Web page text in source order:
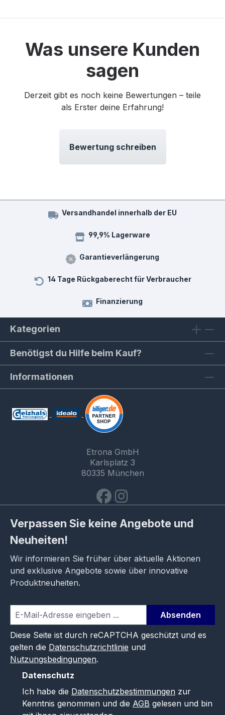
Was unsere Kunden
sagen
Derzeit gibt es noch keine Bewertungen – teile
als Erster deine Erfahrung!
Bewertung schreiben
Versandhandel innerhalb der EU
99,9% Lagerware
Garantieverlängerung
14 Tage Rückgaberecht für Verbraucher
Finanzierung
Kategorien
Benötigst du Hilfe beim Kauf?
Informationen
Etrona GmbH
Karlsplatz 3
80335 München
Verpassen Sie keine Angebote und
Neuheiten!
Wir informieren Sie früher über aktuelle Aktionen
und exklusive Angebote sowie über innovative
Produktneuheiten.
Absenden
Diese Seite ist durch reCAPTCHA geschützt und es
gelten die Datenschutzrichtlinie und
Nutzungsbedingungen.
Datenschutz
Ich habe die Datenschutzbestimmungen zur
Kenntnis genommen und die AGB gelesen und bin